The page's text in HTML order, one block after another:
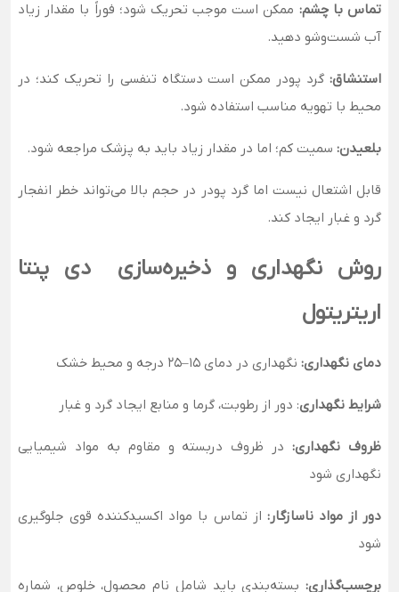
تماس با چشم: ممکن است موجب تحریک شود؛ فوراً با مقدار زیاد
آب شست‌وشو دهید.
استنشاق: گرد پودر ممکن است دستگاه تنفسی را تحریک کند؛ در
محیط با تهویه مناسب استفاده شود.
بلعیدن: سمیت کم؛ اما در مقدار زیاد باید به پزشک مراجعه شود.
قابل اشتعال نیست اما گرد پودر در حجم بالا می‌تواند خطر انفجار
گرد و غبار ایجاد کند.
روش نگهداری و ذخیره‌سازی دی پنتا
اریتریتول
دمای نگهداری: نگهداری در دمای ۱۵–۲۵ درجه و محیط خشک
شرایط نگهداری: دور از رطوبت، گرما و منابع ایجاد گرد و غبار
ظروف نگهداری: در ظروف دربسته و مقاوم به مواد شیمیایی
نگهداری شود
دور از مواد ناسازگار: از تماس با مواد اکسیدکننده قوی جلوگیری
شود
برچسب‌گذاری: بسته‌بندی باید شامل نام محصول، خلوص، شماره